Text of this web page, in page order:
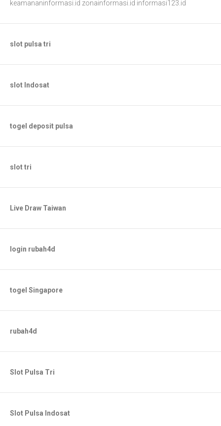
keamananinformasi.id zonainformasi.id informasi123.id
slot pulsa tri
slot Indosat
togel deposit pulsa
slot tri
Live Draw Taiwan
login rubah4d
togel Singapore
rubah4d
Slot Pulsa Tri
Slot Pulsa Indosat